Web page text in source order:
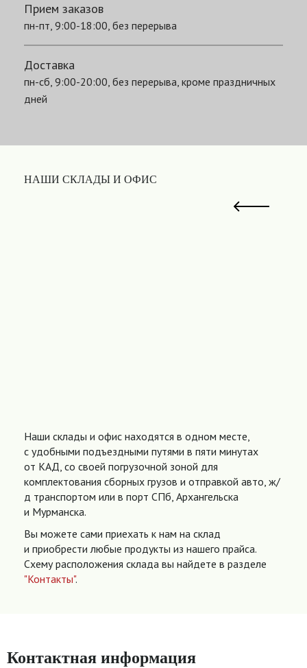
Прием заказов
пн-пт, 9:00-18:00, без перерыва
Доставка
пн-сб, 9:00-20:00, без перерыва, кроме праздничных
дней
НАШИ СКЛАДЫ И ОФИС
Наши склады и офис находятся в одном месте,
с удобными подъездными путями в пяти минутах
от КАД, со своей погрузочной зоной для
комплектования сборных грузов и отправкой авто, ж/
д транспортом или в порт СПб, Архангельска
и Мурманска.
Вы можете сами приехать к нам на склад
и приобрести любые продукты из нашего прайса.
Схему расположения склада вы найдете в разделе
"Контакты".
Контактная информация